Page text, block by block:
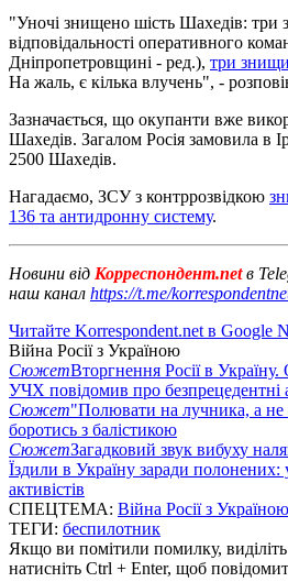
"Уночі знищено шість Шахедів: три
відповідальності оперативного
Дніпропетровщині - ред.), три
На жаль, є кілька влучень", -
Зазначається, що окупанти вже
Шахедів. Загалом Росія замовила в
2500 Шахедів.
Нагадаємо, ЗСУ з контррозвідкою
136 та антидронну систему.
Новини від Корреспондент.netв
наш канал https://t.me/
Читайте Korrespondent.net в Google
Війна Росії з Україною
СюжетВторгнення Росії в
УЧХ повідомив про безпрецедентні
Сюжет"Полювати на лучника, а не
боротись з балістикою
СюжетЗагадковий звук вибуху
Їздили в Україну заради полонених:
активістів
СПЕЦТЕМА: Війна Росії з Україною
ТЕГИ: беспилотник
Якщо ви помітили помилку, виділіть
натисніть Ctrl + Enter, щоб